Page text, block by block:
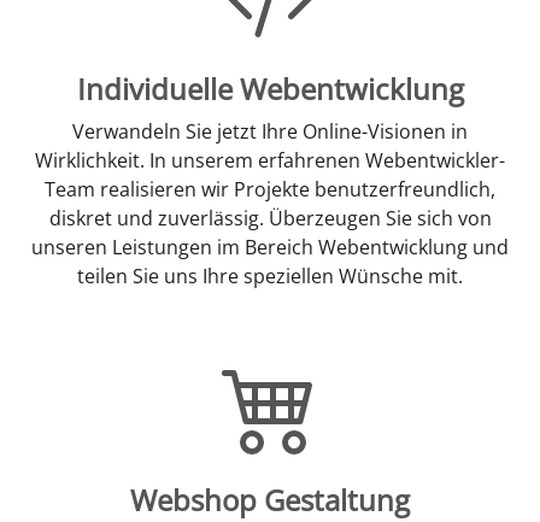
Individuelle Webentwicklung
Verwandeln Sie jetzt Ihre Online-Visionen in
Wirklichkeit. In unserem erfahrenen Webentwickler-
Team realisieren wir Projekte benutzerfreundlich,
diskret und zuverlässig. Überzeugen Sie sich von
unseren Leistungen im Bereich Webentwicklung und
teilen Sie uns Ihre speziellen Wünsche mit.
Webshop Gestaltung